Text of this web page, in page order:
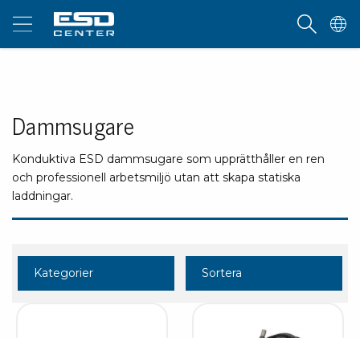
Dammsugare
Konduktiva ESD dammsugare som upprätthåller en ren
och professionell arbetsmiljö utan att skapa statiska
laddningar.
Kategorier Sortera